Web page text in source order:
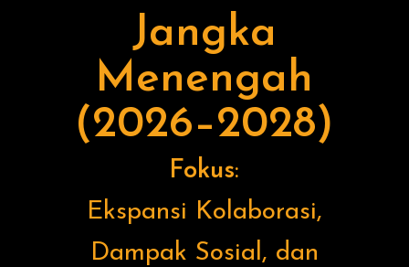
Jangka
Menengah
(2026–2028)
Fokus:
Ekspansi Kolaborasi,
Dampak Sosial, dan